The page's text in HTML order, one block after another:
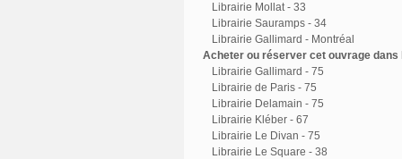
Librairie Mollat - 33
Librairie Sauramps - 34
Librairie Gallimard - Montréal
Acheter ou réserver cet ouvrage
Librairie Gallimard - 75
Librairie de Paris - 75
Librairie Delamain - 75
Librairie Kléber - 67
Librairie Le Divan - 75
Librairie Le Square - 38